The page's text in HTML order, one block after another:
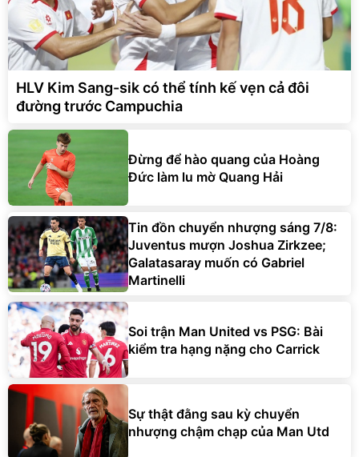
HLV Kim Sang-sik có thể tính kế vẹn cả đôi
đường trước Campuchia
Đừng để hào quang của Hoàng
Đức làm lu mờ Quang Hải
Tin đồn chuyển nhượng sáng 7/8:
Juventus mượn Joshua Zirkzee;
Galatasaray muốn có Gabriel
Martinelli
Soi trận Man United vs PSG: Bài
kiểm tra hạng nặng cho Carrick
Sự thật đằng sau kỳ chuyển
nhượng chậm chạp của Man Utd